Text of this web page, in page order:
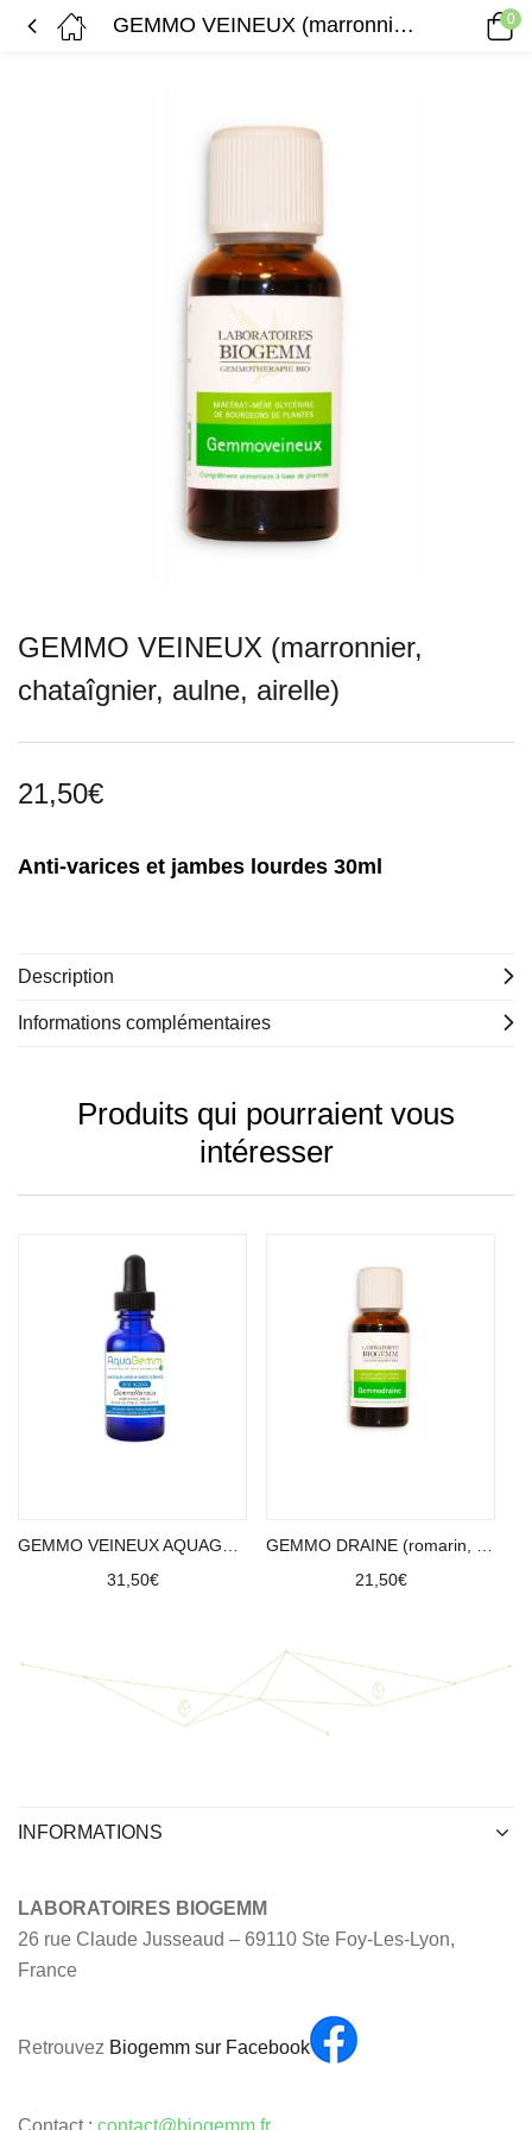
GEMMO VEINEUX (marronnier, chataîgnier, aulne, airelle) 0
GEMMO VEINEUX (marronnier,
chataîgnier, aulne, airelle)
21,50€
Anti-varices et jambes lourdes 30ml
Description
Informations complémentaires
Produits qui pourraient vous
intéresser
31,50€
21,50€
INFORMATIONS
LABORATOIRES BIOGEMM
26 rue Claude Jusseaud – 69110 Ste Foy-Les-Lyon,
France
Retrouvez Biogemm sur Facebook